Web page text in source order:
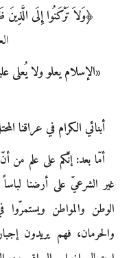
﴿وَلاَ تَرْكَنُوا إِلَى الَّذِينَ
«الإسلام يعلو ولا
أبنائي الكرام في عراقنا
أمّا بعد: إنّكم على علم من
غير الشرعيّ على أرضنا
الوطن والمواطن
والحرمان، فهم يريدون